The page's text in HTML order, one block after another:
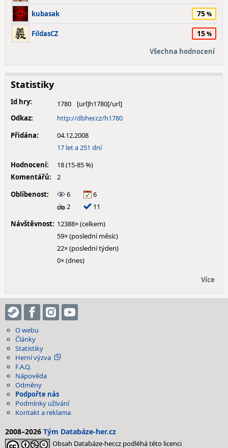
kubasak 75
FildasCZ 15
Všechna hodnocení
Statistiky
Id hry:
1780
Odkaz:
http://dbher.cz/h1780
Přidána:
04.12.2008
17 let a 251 dní
Hodnocení:
18 (15-85 %)
Komentářů:
2
Oblíbenost:
6
6
2
11
Návštěvnost: 12388× (celkem)
59× (poslední měsíc)
22× (poslední týden)
0× (dnes)
Více
O webu
Články
Statistiky
Herní výzva
F.A.Q.
Nápověda
Odměny
Podpořte nás
Podmínky užívání
Kontakt a reklama
2008–2026 Tým Databáze-her.cz
Obsah Databáze-her.cz podléhá této licenci